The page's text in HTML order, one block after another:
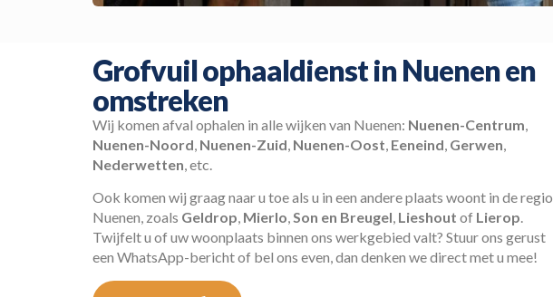
Grofvuil ophaaldienst in Nuenen en
omstreken
Wij komen afval ophalen in alle wijken van Nuenen: Nuenen-Centrum,
Nuenen-Noord, Nuenen-Zuid, Nuenen-Oost, Eeneind, Gerwen,
Nederwetten, etc.
Ook komen wij graag naar u toe als u in een andere plaats woont in de regio
Nuenen, zoals Geldrop, Mierlo,Son en Breugel, Lieshout of Lierop.
Twijfelt u of uw woonplaats binnen ons werkgebied valt? Stuur ons gerust
een WhatsApp-bericht of bel ons even, dan denken we direct met u mee!